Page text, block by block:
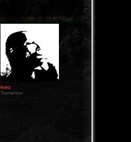
kurz
Tormentor